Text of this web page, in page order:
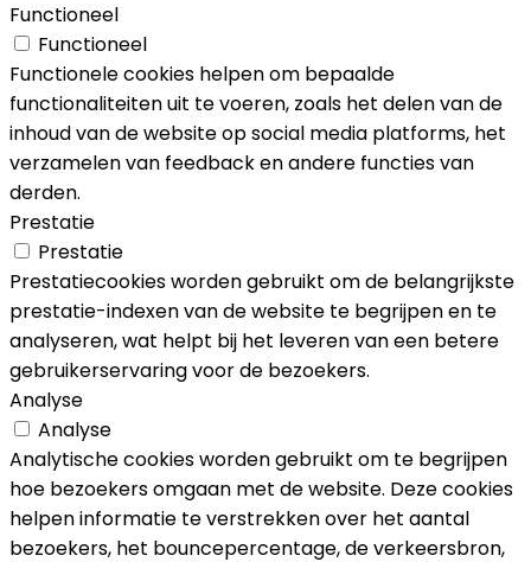
Functioneel
Functioneel
Functionele cookies helpen om bepaalde
functionaliteiten uit te voeren, zoals het delen van de
inhoud van de website op social media platforms, het
verzamelen van feedback en andere functies van
derden.
Prestatie
Prestatie
Prestatiecookies worden gebruikt om de belangrijkste
prestatie-indexen van de website te begrijpen en te
analyseren, wat helpt bij het leveren van een betere
gebruikerservaring voor de bezoekers.
Analyse
Analyse
Analytische cookies worden gebruikt om te begrijpen
hoe bezoekers omgaan met de website. Deze cookies
helpen informatie te verstrekken over het aantal
bezoekers, het bouncepercentage, de verkeersbron,